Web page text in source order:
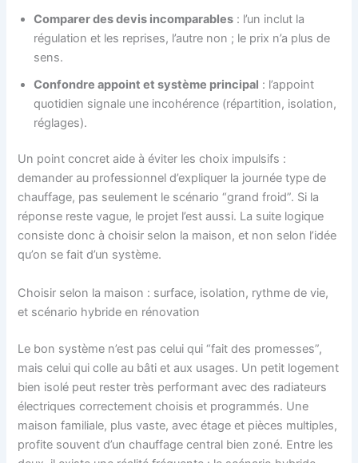
Comparer des devis incomparables : l’un inclut la
régulation et les reprises, l’autre non ; le prix n’a plus de
sens.
Confondre appoint et système principal : l’appoint
quotidien signale une incohérence (répartition, isolation,
réglages).
Un point concret aide à éviter les choix impulsifs :
demander au professionnel d’expliquer la journée type de
chauffage, pas seulement le scénario “grand froid”. Si la
réponse reste vague, le projet l’est aussi. La suite logique
consiste donc à choisir selon la maison, et non selon l’idée
qu’on se fait d’un système.
Choisir selon la maison : surface, isolation, rythme de vie,
et scénario hybride en rénovation
Le bon système n’est pas celui qui “fait des promesses”,
mais celui qui colle au bâti et aux usages. Un petit logement
bien isolé peut rester très performant avec des radiateurs
électriques correctement choisis et programmés. Une
maison familiale, plus vaste, avec étage et pièces multiples,
profite souvent d’un chauffage central bien zoné. Entre les